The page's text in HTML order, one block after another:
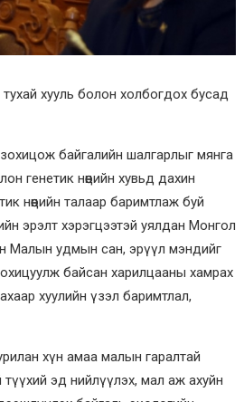
хууль болон холбогдох бусад
байгалийн шалгарлыг мянга
генетик нөөцийн хувьд дахин
нөөцийн талаар баримтлаж буй
эрэлт хэрэгцээтэй уялдан Монгол
Малын удмын сан, эрүүл мэндийг
байсан харилцааны хамрах
хуулийн үзэл баримтлал,
хүн амаа малын гаралтай
түүхий эд нийлүүлэх, мал аж ахуйн